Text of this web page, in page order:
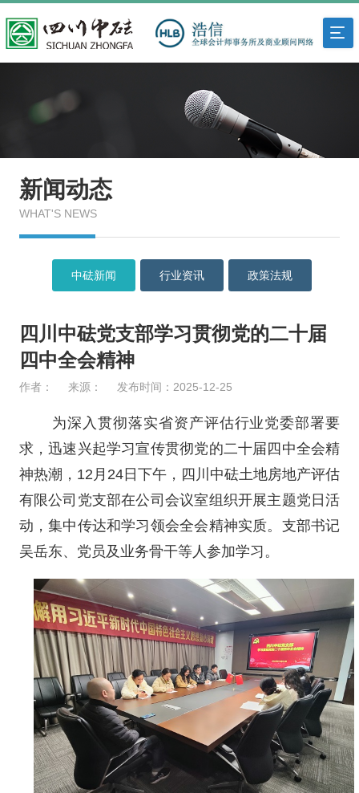
新闻动态
WHAT'S NEWS
中砝新闻 行业资讯 政策法规
四川中砝党支部学习贯彻党的二十届
四中全会精神
作者： 来源： 发布时间：2025-12-25
为深入贯彻落实省资产评估行业党委部署要
求，迅速兴起学习宣传贯彻党的二十届四中全会精
神热潮，12月24日下午，四川中砝土地房地产评估
有限公司党支部在公司会议室组织开展主题党日活
动，集中传达和学习领会全会精神实质。支部书记
吴岳东、党员及业务骨干等人参加学习。